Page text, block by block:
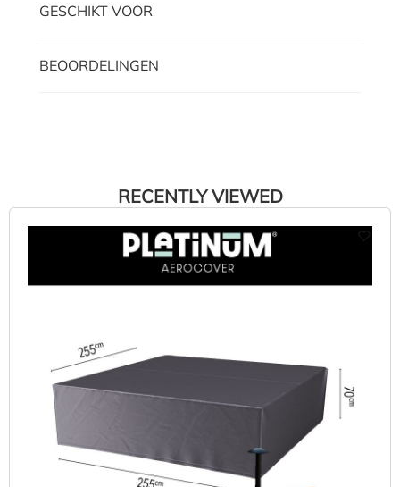
GESCHIKT VOOR
BEOORDELINGEN
RECENTLY VIEWED